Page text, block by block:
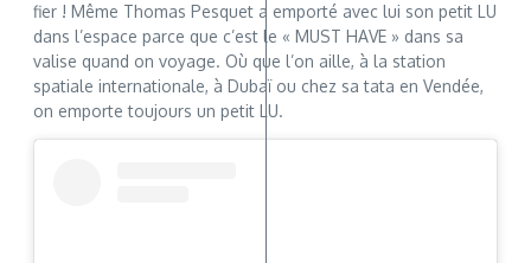
fier ! Même Thomas Pesquet a emporté avec lui son petit LU
dans l’espace parce que c’est le « MUST HAVE » dans sa
valise quand on voyage. Où que l’on aille, à la station
spatiale internationale, à Dubaï ou chez sa tata en Vendée,
on emporte toujours un petit LU.